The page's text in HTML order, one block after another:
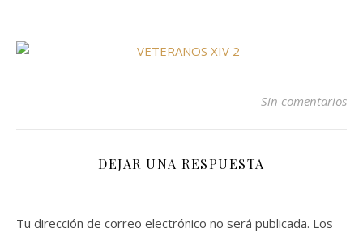
Sin comentarios
DEJAR UNA RESPUESTA
Tu dirección de correo electrónico no será publicada. Los